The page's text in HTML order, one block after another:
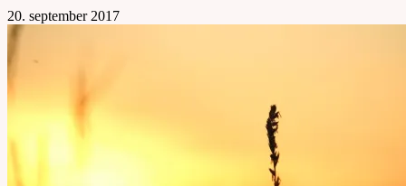
20. september 2017